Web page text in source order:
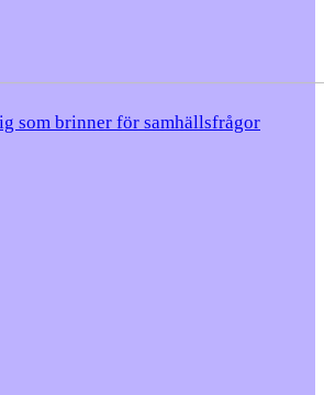
som brinner för samhällsfrågor